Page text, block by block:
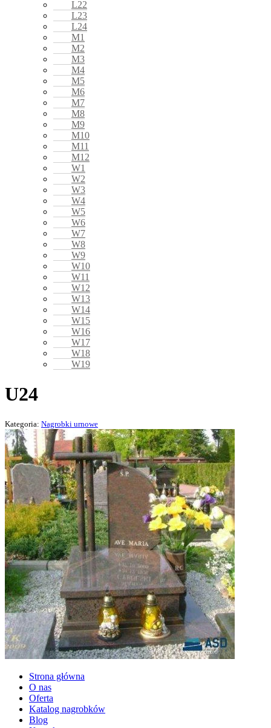
L22
L23
L24
M1
M2
M3
M4
M5
M6
M7
M8
M9
M10
M11
M12
W1
W2
W3
W4
W5
W6
W7
W8
W9
W10
W11
W12
W13
W14
W15
W16
W17
W18
W19
U24
Kategoria: Nagrobki urnowe
Strona główna
O nas
Oferta
Katalog nagrobków
Blog